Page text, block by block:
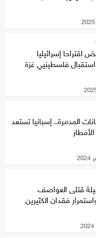
اقتراحا إسرائيليا
فلسطينيي غزة
المدمرة.. إسبانيا تستعد
قتلى العواصف
فقدان الكثيرين